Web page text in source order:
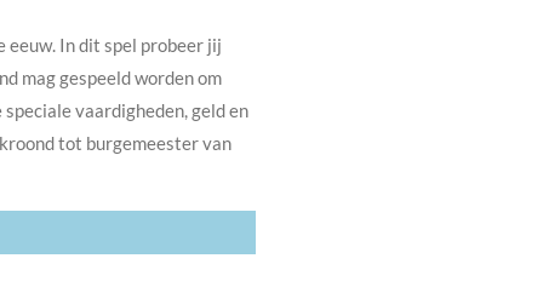
eeuw. In dit spel probeer jij
mag gespeeld worden om
vaardigheden, geld en
tot burgemeester van